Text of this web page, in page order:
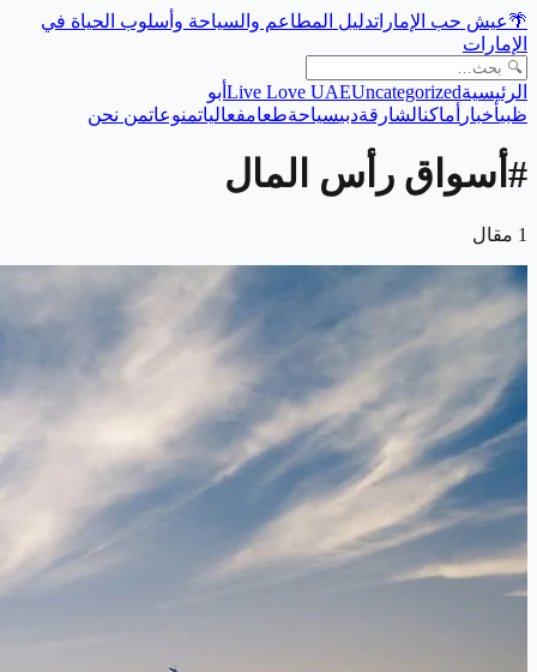
🌴عيش حب الإماراتدليل المطاعم والسياحة وأسلوب الحياة في
الإمارات
الرئيسية Live Love UAEUncategorized
أبو
ظبيأخبار أماكنالشارقةدبيسياحةطعامفعالياتمنوعاتمن نحن
# أسواق رأس المال
1 مقال